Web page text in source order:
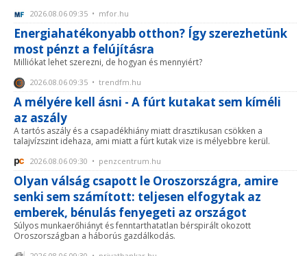
2026.08.06 09:35 • mfor.hu
Energiahatékonyabb otthon? Így szerezhetünk
most pénzt a felújításra
Milliókat lehet szerezni, de hogyan és mennyiért?
2026.08.06 09:35 • trendfm.hu
A mélyére kell ásni - A fúrt kutakat sem kíméli
az aszály
A tartós aszály és a csapadékhiány miatt drasztikusan csökken a
talajvízszint idehaza, ami miatt a fúrt kutak vize is mélyebbre kerül.
2026.08.06 09:30 • penzcentrum.hu
Olyan válság csapott le Oroszországra, amire
senki sem számított: teljesen elfogytak az
emberek, bénulás fenyegeti az országot
Súlyos munkaerőhiányt és fenntarthatatlan bérspirált okozott
Oroszországban a háborús gazdálkodás.